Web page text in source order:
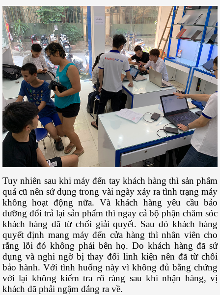
Tuy nhiên sau khi máy đến tay khách hàng thì sản phẩm
quá cũ nên sử dụng trong vài ngày xảy ra tình trạng máy
không hoạt động nữa. Và khách hàng yêu cầu bảo
dưỡng đổi trả lại sản phẩm thì ngay cả bộ phận chăm sóc
khách hàng đã từ chối giải quyết. Sau đó khách hàng
quyết định mang máy đến cửa hàng thì nhân viên cho
rằng lỗi đó không phải bên họ. Do khách hàng đã sử
dụng và nghi ngờ bị thay đổi linh kiện nên đã từ chối
bảo hành. Với tình huống này vì không đủ bằng chứng
với lại không kiểm tra rõ ràng sau khi nhận hàng, vị
khách đã phải ngậm đắng ra về.